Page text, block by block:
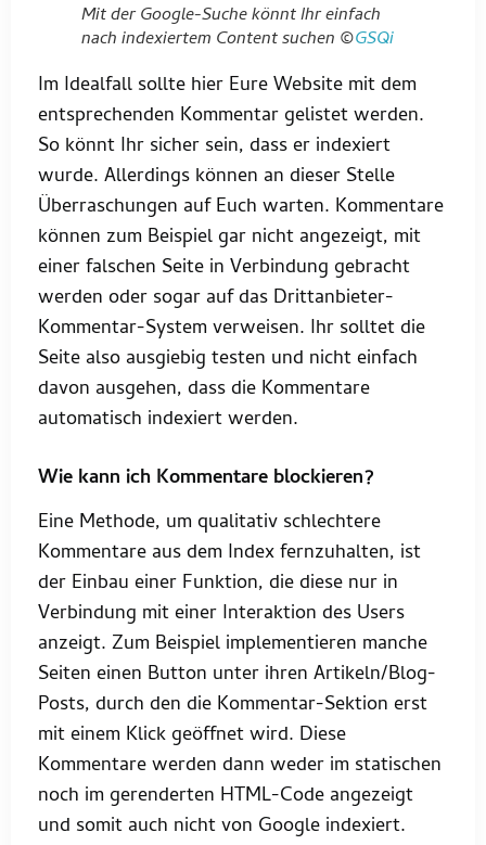
Mit der Google-Suche könnt Ihr einfach
nach indexiertem Content suchen ©GSQi
Im Idealfall sollte hier Eure Website mit dem
entsprechenden Kommentar gelistet werden.
So könnt Ihr sicher sein, dass er indexiert
wurde. Allerdings können an dieser Stelle
Überraschungen auf Euch warten. Kommentare
können zum Beispiel gar nicht angezeigt, mit
einer falschen Seite in Verbindung gebracht
werden oder sogar auf das Drittanbieter-
Kommentar-System verweisen. Ihr solltet die
Seite also ausgiebig testen und nicht einfach
davon ausgehen, dass die Kommentare
automatisch indexiert werden.
Wie kann ich Kommentare blockieren?
Eine Methode, um qualitativ schlechtere
Kommentare aus dem Index fernzuhalten, ist
der Einbau einer Funktion, die diese nur in
Verbindung mit einer Interaktion des Users
anzeigt. Zum Beispiel implementieren manche
Seiten einen Button unter ihren Artikeln/Blog-
Posts, durch den die Kommentar-Sektion erst
mit einem Klick geöffnet wird. Diese
Kommentare werden dann weder im statischen
noch im gerenderten HTML-Code angezeigt
und somit auch nicht von Google indexiert.